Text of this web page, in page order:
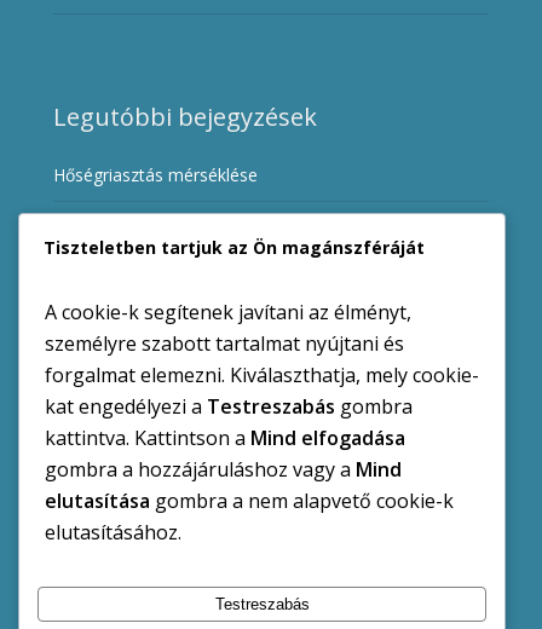
Legutóbbi bejegyzések
Hőségriasztás mérséklése
Ingatlanárverési hirdetmények
Ügyfélfogadási rend változása a hőségriadó miatt
Kategóriák
Tiszteletben tartjuk az Ön magánszféráját
A cookie-k segítenek javítani az élményt,
személyre szabott tartalmat nyújtani és
forgalmat elemezni. Kiválaszthatja, mely cookie-
kat engedélyezi a Testreszabás gombra
kattintva. Kattintson a Mind elfogadása
gombra a hozzájáruláshoz vagy a Mind
elutasítása gombra a nem alapvető cookie-k
elutasításához.
Testreszabás